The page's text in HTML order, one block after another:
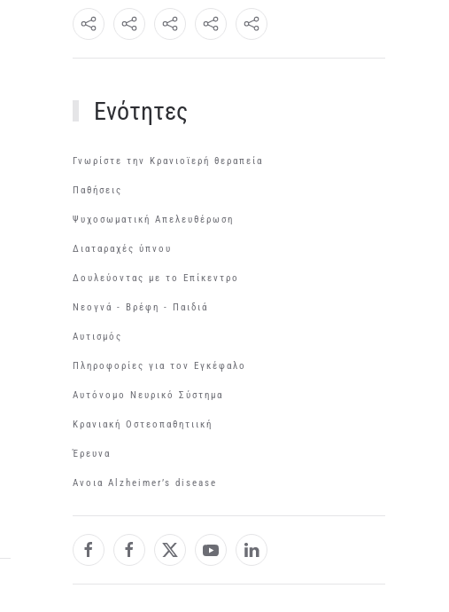
Ενότητες
Γνωρίστε την Κρανιοϊερή θεραπεία
Παθήσεις
Ψυχοσωματική Απελευθέρωση
Διαταραχές ύπνου
Δουλεύοντας με το Επίκεντρο
Νεογνά - Βρέφη - Παιδιά
Αυτισμός
Πληροφορίες για τον Εγκέφαλο
Αυτόνομο Νευρικό Σύστημα
Κρανιακή Οστεοπαθητιική
Έρευνα
Aνοια Αlzheimer’s disease